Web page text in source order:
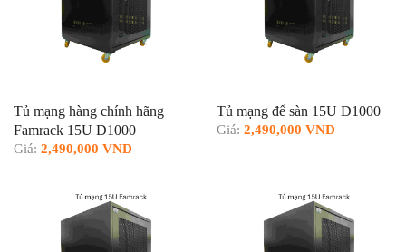
Tủ mạng hàng chính hãng
Famrack 15U D1000
Giá: 2,490,000 VND
Tủ mạng để sàn 15U D1000
Giá: 2,490,000 VND